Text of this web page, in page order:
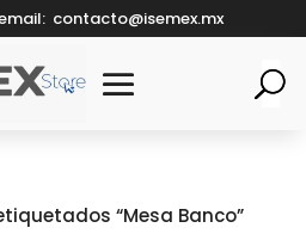
contacto@isemex.mx
“Mesa Banco”